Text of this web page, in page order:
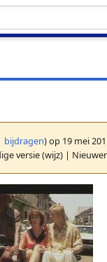
bijdragen)op 19 mei
versie (wijz) |